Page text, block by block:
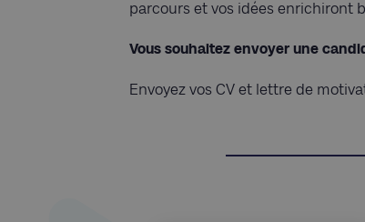
parcours et vos idées enrichiront
Vous souhaitez envoyer une
Envoyez vos CV et lettre de